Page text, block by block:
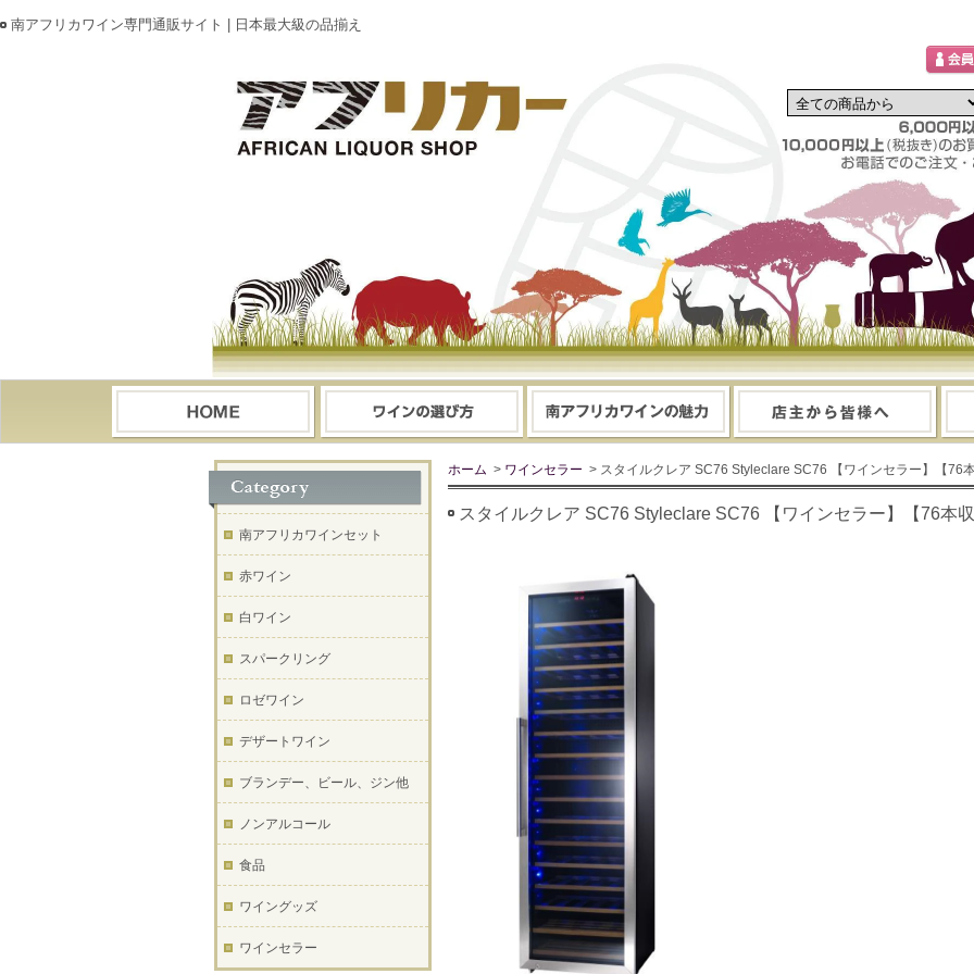
南アフリカワイン専門通販サイト | 日本最大級の品揃え
ホーム > ワインセラー > スタイルクレア SC76 Styleclare SC76 【ワインセラー】【76
スタイルクレア SC76 Styleclare SC76 【ワインセラー】【76本
南アフリカワインセット
赤ワイン
白ワイン
スパークリング
ロゼワイン
デザートワイン
ブランデー、ビール、ジン他
ノンアルコール
食品
ワイングッズ
ワインセラー